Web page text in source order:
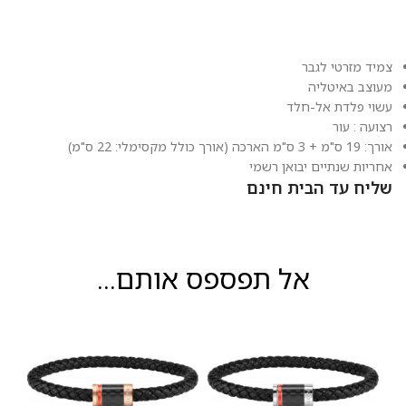
צמיד מזרטי לגבר
מעוצב באיטליה
עשוי פלדת אל-חלד
רצועה : עור
אורך: 19 ס"מ + 3 ס"מ הארכה (אורך כולל מקסימלי: 22 ס"מ)
אחריות שנתיים יבואן רשמי
שליח עד הבית חינם
אל תפספס אותם...